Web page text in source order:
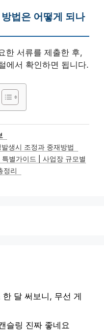
법은 어떻게 되나
한 서류를 제출한 후,
에서 확인하면 됩니다.
생시 조정과 중재방법
별가이드 | 사업장 규모별
정리
달 써보니, 무선 게
슬링 진짜 좋네요